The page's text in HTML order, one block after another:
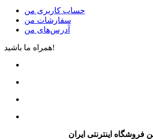
حساب کاربری من
سفارشات من
آدرس‌های من
همراه ما باشید!
فروشگاه اینترنتی ایران